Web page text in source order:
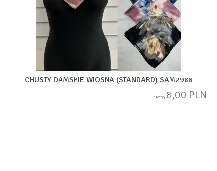
CHUSTY DAMSKIE WIOSNA (STANDARD) SAM2988
netto 8,00 PLN